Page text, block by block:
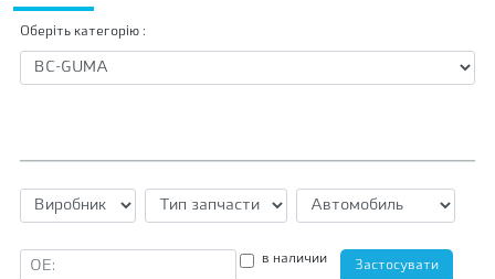
Оберіть категорію :
в наличии